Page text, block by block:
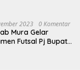
2023 0 Komentar
Mura Gelar
Futsal Pj Bupati